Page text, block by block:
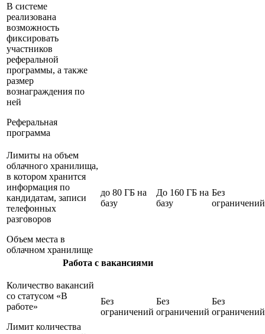
В системе
реализована
возможность
фиксировать
участников
реферальной
программы, а также
размер
вознаграждения по
ней
Реферальная
программа
Лимиты на объем
облачного хранилища,
в котором хранится
информация по
кандидатам, записи
телефонных
разговоров
Объем места в
облачном хранилище
до 80 ГБ на
базу
До 160 ГБ на
базу
Без
ограничений
Работа с вакансиями
Количество вакансий
со статусом «В
работе»
Лимит количества
Без
ограничений
Без
ограничений
Без
ограничений